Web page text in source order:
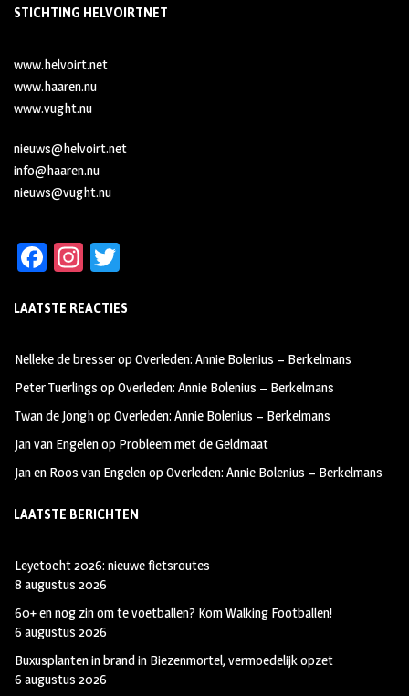
STICHTING HELVOIRTNET
www.helvoirt.net
www.haaren.nu
www.vught.nu
nieuws@helvoirt.net
info@haaren.nu
nieuws@vught.nu
Fa
b
oo
k
In
ag
m
tt
LAATSTE REACTIES
Nelleke de bresseropOverleden: Annie Bolenius – Berkelmans
Peter Tuerlings opOverleden: Annie Bolenius – Berkelmans
Twan de JonghopOverleden: Annie Bolenius – Berkelmans
Jan van Engelenop Probleem met de Geldmaat
Jan en Roos van EngelenopOverleden: Annie Bolenius – Berkelmans
LAATSTE BERICHTEN
Leyetocht 2026: nieuwe fietsroutes
8 augustus 2026
60+ en nog zin om te voetballen? Kom Walking Footballen!
6 augustus 2026
Buxusplanten in brand in Biezenmortel, vermoedelijk opzet
6 augustus 2026